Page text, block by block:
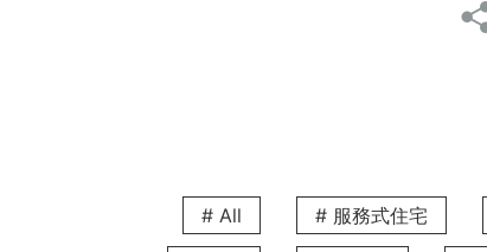
灣仔軒尼詩道340-342號國華大廈8樓
# All # 服務式住宅